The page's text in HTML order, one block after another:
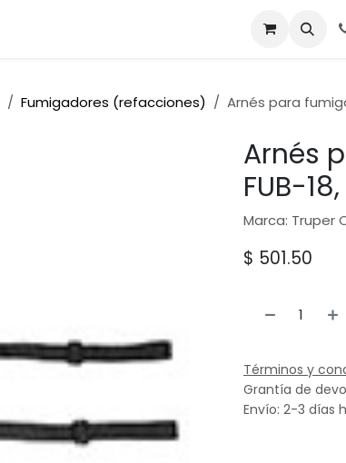
Fumigadores (refacciones) Arnés para
Arnés
FUB-
Marca: Truper
$ 501.50
Términos y
Grantía de
Envío: 2-3 días